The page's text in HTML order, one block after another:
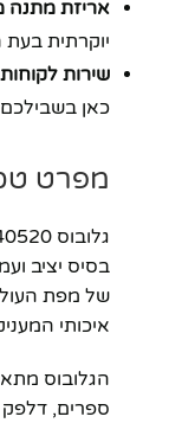
אריזת מתנה
יוקרתית
שירות
כאן בשבילכם
מפרט
בסיס יציב
של מפת
איכותי
הגלובוס
ספרים,